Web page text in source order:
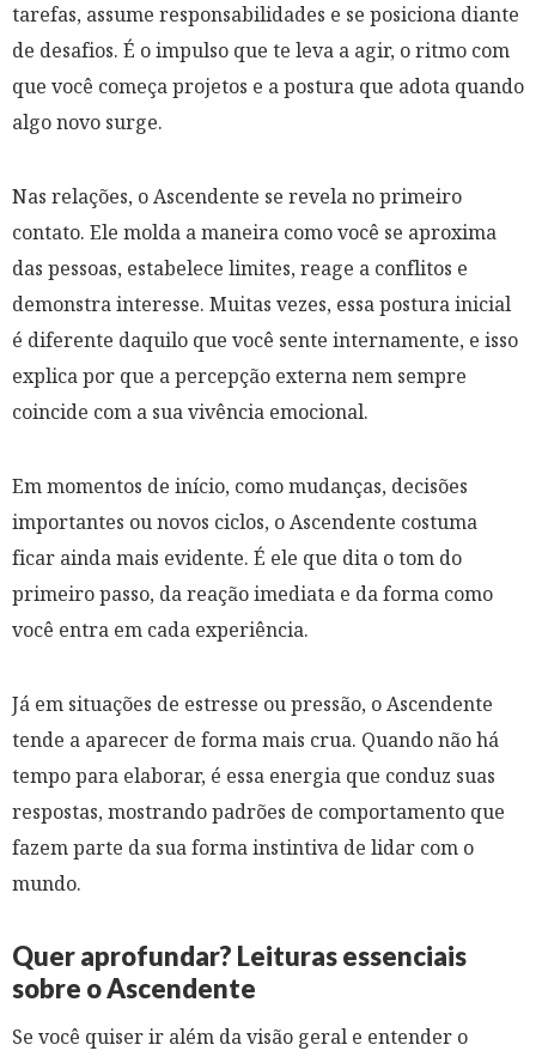
tarefas, assume responsabilidades e se posiciona diante
de desafios. É o impulso que te leva a agir, o ritmo com
que você começa projetos e a postura que adota quando
algo novo surge.
Nas relações, o Ascendente se revela no primeiro
contato. Ele molda a maneira como você se aproxima
das pessoas, estabelece limites, reage a conflitos e
demonstra interesse. Muitas vezes, essa postura inicial
é diferente daquilo que você sente internamente, e isso
explica por que a percepção externa nem sempre
coincide com a sua vivência emocional.
Em momentos de início, como mudanças, decisões
importantes ou novos ciclos, o Ascendente costuma
ficar ainda mais evidente. É ele que dita o tom do
primeiro passo, da reação imediata e da forma como
você entra em cada experiência.
Já em situações de estresse ou pressão, o Ascendente
tende a aparecer de forma mais crua. Quando não há
tempo para elaborar, é essa energia que conduz suas
respostas, mostrando padrões de comportamento que
fazem parte da sua forma instintiva de lidar com o
mundo.
Quer aprofundar? Leituras essenciais
sobre o Ascendente
Se você quiser ir além da visão geral e entender o